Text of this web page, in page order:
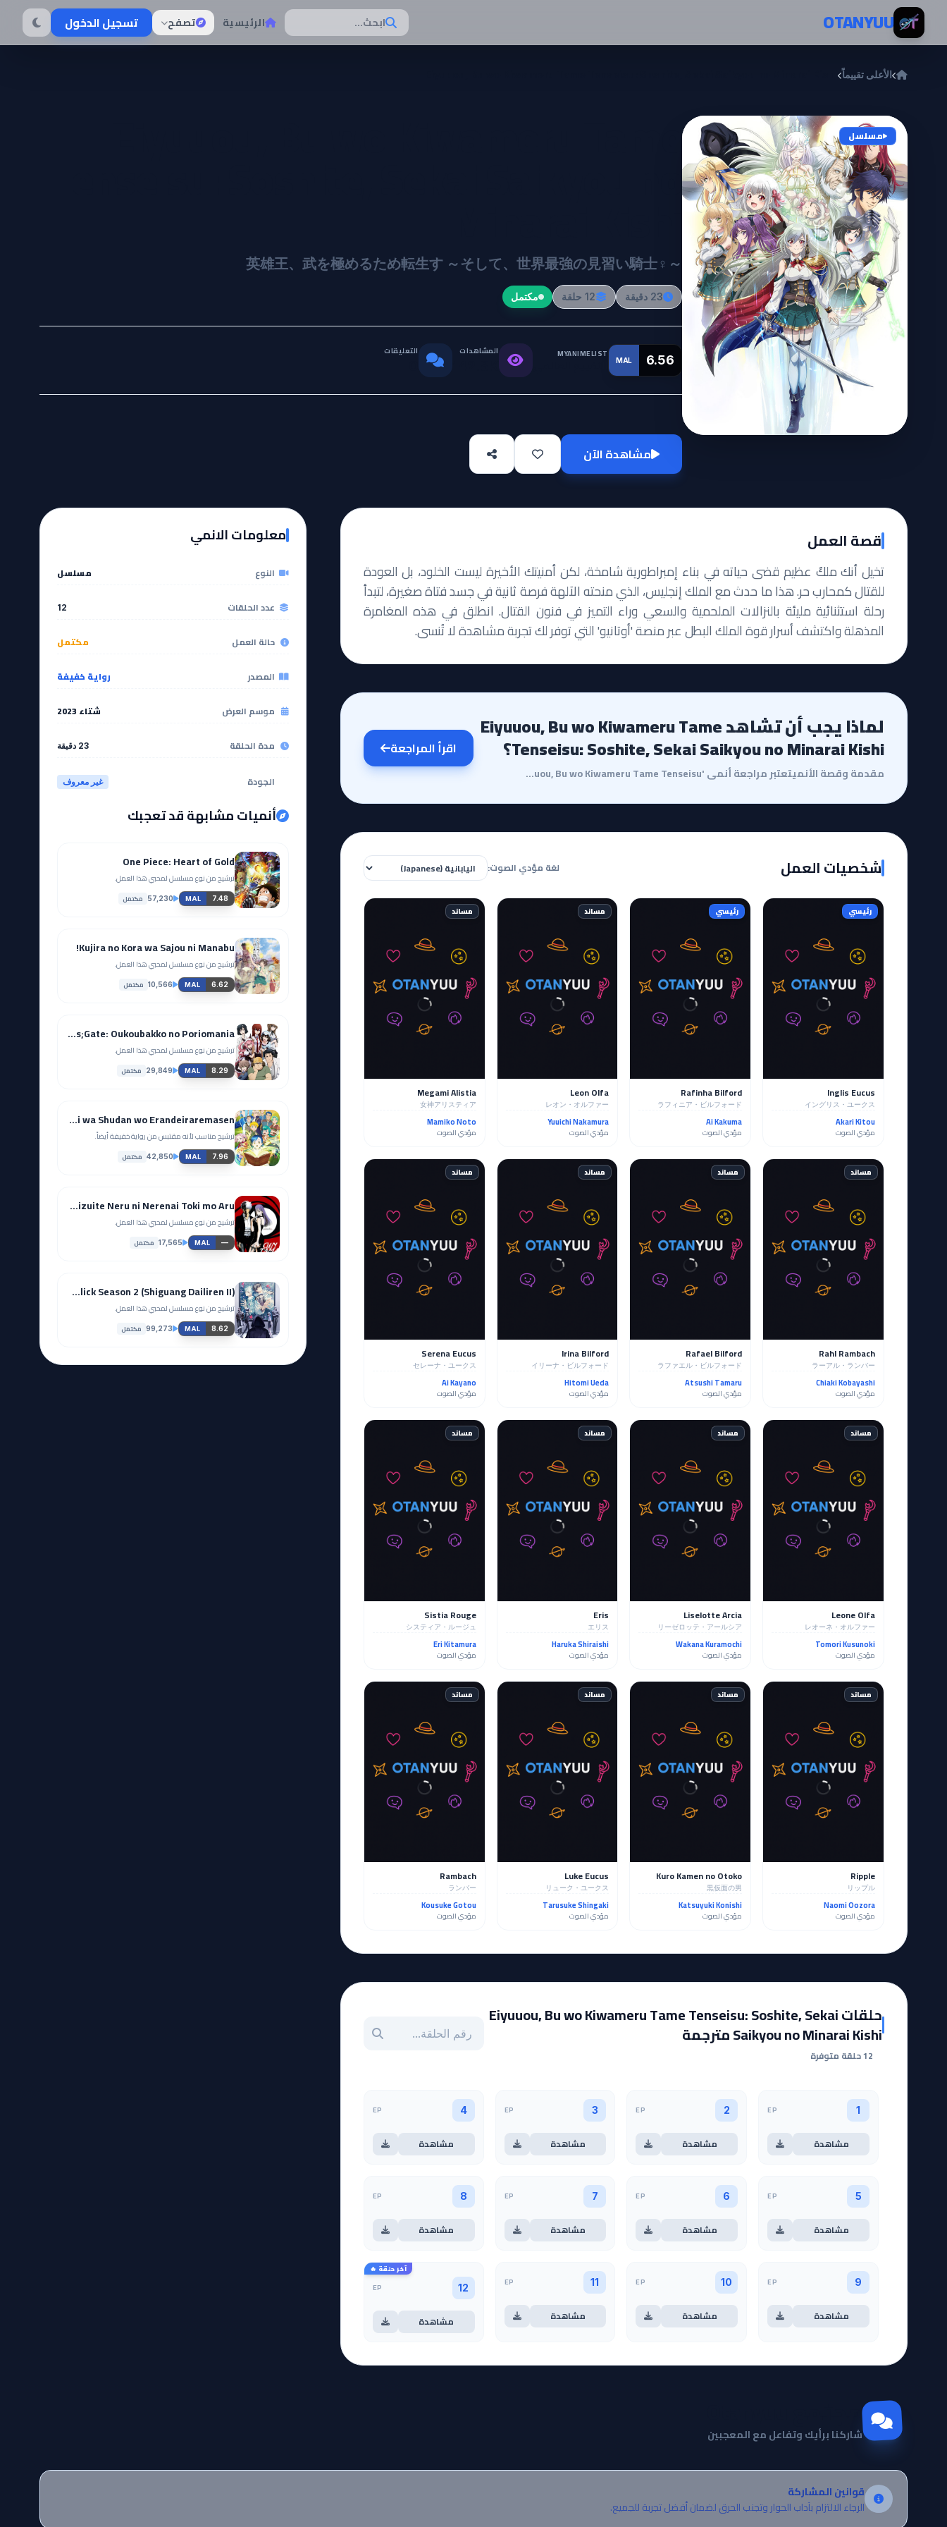
تخطي إلى المحتوىOTANYUU ابحث... الرئيسية تصفح تسجيل الدخول
الأعلى تقييماً
مسلسل
英雄王、武を極めるため転生す ～そして、世界最強の見習い騎士♀～
23 دقيقة 12 حلقة مكتمل
MAL 6.56
MYANIMELIST المشاهدات التعليقات
مشاهدة الآن
قصة العمل
تخيل أنك ملكٌ عظيم قضى حياته في بناء إمبراطورية شامخة، لكن أمنيتك الأخيرة ليست الخلود، بل العودة
للقتال كمحارب حر. هذا ما حدث مع الملك إنجليس، الذي منحته الآلهة فرصة ثانية في جسد فتاة صغيرة، لتبدأ
رحلة استثنائية مليئة بالنزالات الملحمية والسعي وراء التميز في فنون القتال. انطلق في هذه المغامرة
المذهلة واكتشف أسرار قوة الملك البطل عبر منصة 'أوتانيو' التي توفر لك تجربة مشاهدة لا تُنسى.
لماذا يجب أن تشاهد Eiyuuou, Bu wo Kiwameru Tame
Tenseisu: Soshite, Sekai Saikyou no Minarai Kishi؟
مقدمة وقصة الأنميتعتبر مراجعة أنمي 'Eiyuuou, Bu wo Kiwameru Tame Tenseisu' رحلة استثنائية في عالم ال...
اقرأ المراجعة
شخصيات العمل لغة مؤدي الصوت:
رئيسي
Inglis Eucus
イングリス・ユークス
Akari Kitou
مؤدي الصوت
رئيسي
Rafinha Bilford
ラフィニア・ビルフォード
Ai Kakuma
مؤدي الصوت
مساند
Leon Olfa
レオン・オルファー
Yuuichi Nakamura
مؤدي الصوت
مساند
Megami Alistia
女神アリスティア
Mamiko Noto
مؤدي الصوت
مساند
Rahl Rambach
ラーアル・ランバー
Chiaki Kobayashi
مؤدي الصوت
مساند
Rafael Bilford
ラファエル・ビルフォード
Atsushi Tamaru
مؤدي الصوت
مساند
Irina Bilford
イリーナ・ビルフォード
Hitomi Ueda
مؤدي الصوت
مساند
Serena Eucus
セレーナ・ユークス
Ai Kayano
مؤدي الصوت
مساند
Leone Olfa
レオーネ・オルファー
Tomori Kusunoki
مؤدي الصوت
مساند
Liselotte Arcia
リーゼロッテ・アールシア
Wakana Kuramochi
مؤدي الصوت
مساند
Eris
エリス
Haruka Shiraishi
مؤدي الصوت
مساند
Sistia Rouge
システィア・ルージュ
Eri Kitamura
مؤدي الصوت
مساند
Ripple
リップル
Naomi Oozora
مؤدي الصوت
مساند
Kuro Kamen no Otoko
黒仮面の男
Katsuyuki Konishi
مؤدي الصوت
مساند
Luke Eucus
リューク・ユークス
Tarusuke Shingaki
مؤدي الصوت
مساند
Rambach
ランバー
Kousuke Gotou
مؤدي الصوت
حلقات Eiyuuou, Bu wo Kiwameru Tame Tenseisu: Soshite, Sekai
Saikyou no Minarai Kishi مترجمة
12 حلقة متوفرة
بحث عن حلقة بالرقم
1
EP
مشاهدة
2
EP
مشاهدة
3
EP
مشاهدة
4
EP
مشاهدة
5
EP
مشاهدة
6
EP
مشاهدة
7
EP
مشاهدة
8
EP
مشاهدة
9
EP
مشاهدة
10
EP
مشاهدة
11
EP
مشاهدة
آخر حلقة 🔥
12
EP
مشاهدة
معلومات الانمي
النوع مسلسل
عدد الحلقات 12
حالة العمل مكتمل
المصدر رواية خفيفة
موسم العرض شتاء 2023
مدة الحلقة 23 دقيقة
الجودة غير معروف
أنميات مشابهة قد تعجبك
One Piece: Heart of Gold
ترشيح من نوع مسلسل لمحبي هذا العمل.
MAL 7.48
57,230 مكتمل
Kujira no Kora wa Sajou ni Manabu!
ترشيح من نوع مسلسل لمحبي هذا العمل.
MAL 6.62
10,566 مكتمل
Steins;Gate: Oukoubakko no Poriomania
ترشيح من نوع مسلسل لمحبي هذا العمل.
MAL 8.29
29,849 مكتمل
Honzuki no Gekokujou: Shisho ni Naru Tame ni wa Shudan wo Erandeiraremasen
ترشيح مناسب لأنه مقتبس من رواية خفيفة أيضاً.
MAL 7.96
42,850 مكتمل
Gintama': Futon ni Haitte kara Buki Nokoshi ni Kizuite Neru ni Nerenai Toki mo Aru
ترشيح من نوع مسلسل لمحبي هذا العمل.
MAL —
17,565 مكتمل
Link Click Season 2 (Shiguang Dailiren II)
ترشيح من نوع مسلسل لمحبي هذا العمل.
MAL 8.62
99,273 مكتمل
مجتمع Otanyuu
شاركنا برأيك وتفاعل مع المعجبين
قوانين المشاركة
الرجاء الالتزام بآداب الحوار وتجنب الحرق لضمان أفضل تجربة للجميع.